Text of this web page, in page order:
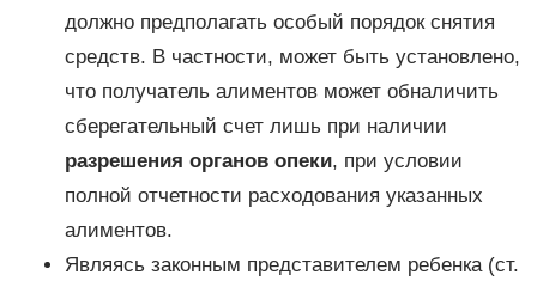
должно предполагать особый порядок снятия
средств. В частности, может быть установлено,
что получатель алиментов может обналичить
сберегательный счет лишь при наличии
разрешения органов опеки, при условии
полной отчетности расходования указанных
алиментов.
Являясь законным представителем ребенка (ст.